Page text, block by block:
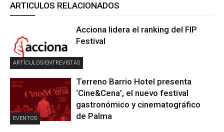
ARTICULOS RELACIONADOS
ARTÍCULOS/ENTREVISTAS
Acciona lidera el ranking del FIP
Festival
EVENTOS
Terreno Barrio Hotel presenta
‘Cine&Cena’, el nuevo festival
gastronómico y cinematográfico
de Palma